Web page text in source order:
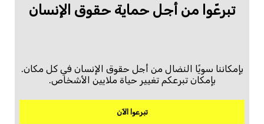
تبرعّوا من أجل حماية حقوق الإنسان
بإمكاننا سويًا النضال من أجل حقوق الإنسان في كل مكان.
بإمكان تبرعكم تغيير حياة ملايين الأشخاص.
تبرعوا الآن